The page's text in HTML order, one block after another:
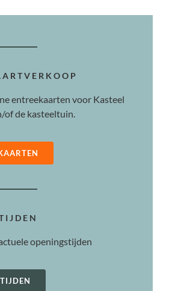
entreekaarten voor Kasteel
of de kasteeltuin.
openingstijden